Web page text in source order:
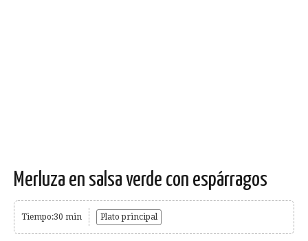
Merluza en salsa verde con espárragos
Tiempo:30 min Plato principal